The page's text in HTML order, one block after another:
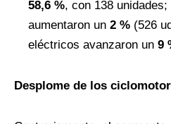
58,6 %, con 138
aumentaron un 2 % (526
eléctricos avanzaron un 9
Desplome de los